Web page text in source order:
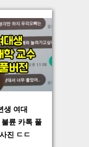
생 여대
륜 카톡 풀
진 ㄷㄷ